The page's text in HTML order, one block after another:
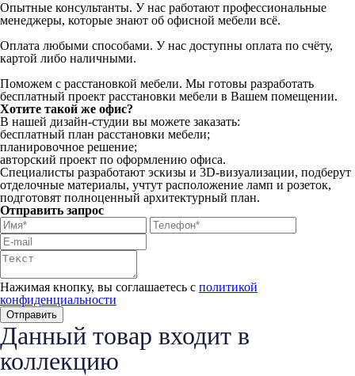
Опытные консультанты. У нас работают профессиональные
менеджеры, которые знают об офисной мебели всё.
Оплата любыми способами. У нас доступны оплата по счёту,
картой либо наличными.
Поможем с расстановкой мебели. Мы готовы разработать
бесплатный проект расстановки мебели в Вашем помещении.
Хотите такой же офис?
В нашей дизайн-студии вы можете заказать:
бесплатный план расстановки мебели;
планировочное решение;
авторский проект по оформлению офиса.
Специалисты разработают эскизы и 3D-визуализации, подберут
отделочные материалы, учтут расположение ламп и розеток,
подготовят полноценный архитектурный план.
Отправить запрос
Нажимая кнопку, вы соглашаетесь с политикой
конфиденциальности
Данный товар входит в
коллекцию